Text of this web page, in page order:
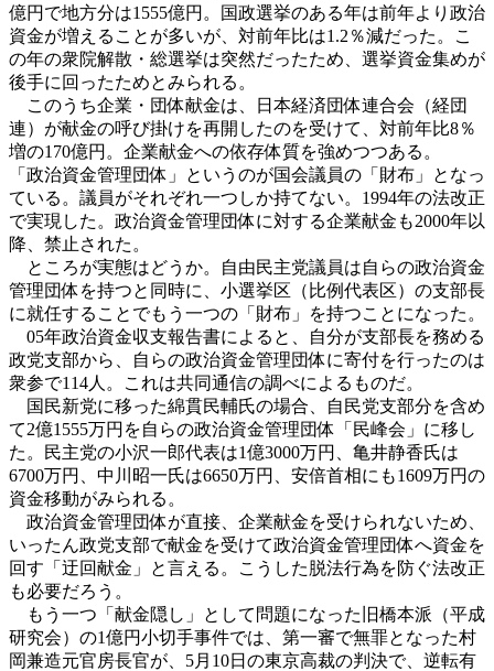
億円で地方分は1555億円。国政選挙のある年は前年より政治
資金が増えることが多いが、対前年比は1.2％減だった。こ
の年の衆院解散・総選挙は突然だったため、選挙資金集めが
後手に回ったためとみられる。
このうち企業・団体献金は、日本経済団体連合会（経団
連）が献金の呼び掛けを再開したのを受けて、対前年比8％
増の170億円。企業献金への依存体質を強めつつある。
「政治資金管理団体」というのが国会議員の「財布」となっ
ている。議員がそれぞれ一つしか持てない。1994年の法改正
で実現した。政治資金管理団体に対する企業献金も2000年以
降、禁止された。
ところが実態はどうか。自由民主党議員は自らの政治資金
管理団体を持つと同時に、小選挙区（比例代表区）の支部長
に就任することでもう一つの「財布」を持つことになった。
05年政治資金収支報告書によると、自分が支部長を務める
政党支部から、自らの政治資金管理団体に寄付を行ったのは
衆参で114人。これは共同通信の調べによるものだ。
国民新党に移った綿貫民輔氏の場合、自民党支部分を含め
て2億1555万円を自らの政治資金管理団体「民峰会」に移し
た。民主党の小沢一郎代表は1億3000万円、亀井静香氏は
6700万円、中川昭一氏は6650万円、安倍首相にも1609万円の
資金移動がみられる。
政治資金管理団体が直接、企業献金を受けられないため、
いったん政党支部で献金を受けて政治資金管理団体へ資金を
回す「迂回献金」と言える。こうした脱法行為を防ぐ法改正
も必要だろう。
もう一つ「献金隠し」として問題になった旧橋本派（平成
研究会）の1億円小切手事件では、第一審で無罪となった村
岡兼造元官房長官が、5月10日の東京高裁の判決で、逆転有